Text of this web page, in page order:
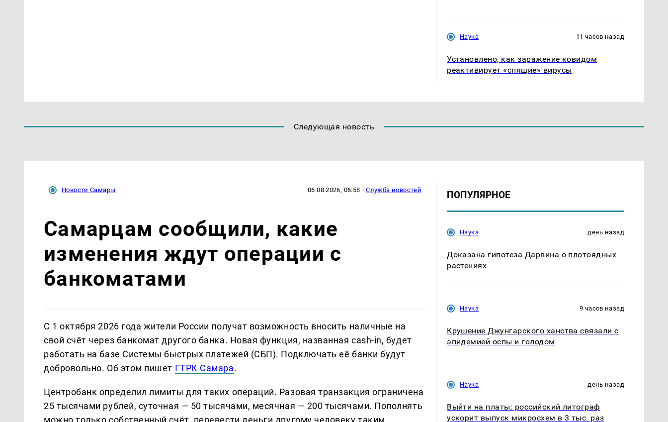
Наука 11 часов назад
Установлено, как заражение ковидом
реактивирует «спящие» вирусы
Следующая новость
Новости Самары 06.08.2026, 06:58 ·Служба новостей
Самарцам сообщили, какие
изменения ждут операции с
банкоматами
С 1 октября 2026 года жители России получат возможность вносить наличные на
свой счёт через банкомат другого банка. Новая функция, названная cash-in, будет
работать на базе Системы быстрых платежей (СБП). Подключать её банки будут
добровольно. Об этом пишет ГТРК Самара.
Центробанк определил лимиты для таких операций. Разовая транзакция ограничена
25 тысячами рублей, суточная — 50 тысячами, месячная — 200 тысячами. Пополнять
можно только собственный счёт, перевести деньги другому человеку таким
ПОПУЛЯРНОЕ
Наука день назад
Доказана гипотеза Дарвина о плотоядных
растениях
Наука 9 часов назад
Крушение Джунгарского ханства связали с
эпидемией оспы и голодом
Наука день назад
Выйти на платы: российский литограф
ускорит выпуск микросхем в 3 тыс. раз